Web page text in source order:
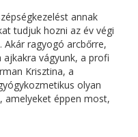
annak
tudjuk hozni az év végi
Akár ragyogó arcbőrre,
vágyunk, a profi
Krisztina, a
olyan
amelyeket éppen most,